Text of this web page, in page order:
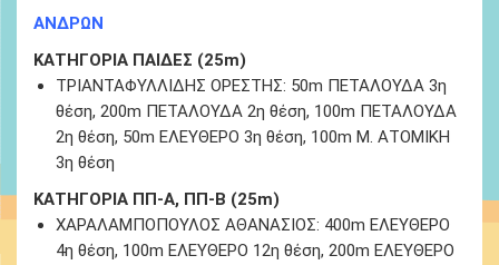
ΑΝΔΡΩΝ
ΚΑΤΗΓΟΡΙΑ ΠΑΙΔΕΣ (25m)
ΤΡΙΑΝΤΑΦΥΛΛΙΔΗΣ ΟΡΕΣΤΗΣ: 50m ΠΕΤΑΛΟΥΔΑ 3η
θέση, 200m ΠΕΤΑΛΟΥΔΑ 2η θέση, 100m ΠΕΤΑΛΟΥΔΑ
2η θέση, 50m ΕΛΕΥΘΕΡΟ 3η θέση, 100m Μ. ΑΤΟΜΙΚΗ
3η θέση
ΚΑΤΗΓΟΡΙΑ ΠΠ-Α, ΠΠ-Β (25m)
ΧΑΡΑΛΑΜΠΟΠΟΥΛΟΣ ΑΘΑΝΑΣΙΟΣ: 400m ΕΛΕΥΘΕΡΟ
4η θέση, 100m ΕΛΕΥΘΕΡΟ 12η θέση, 200m ΕΛΕΥΘΕΡΟ